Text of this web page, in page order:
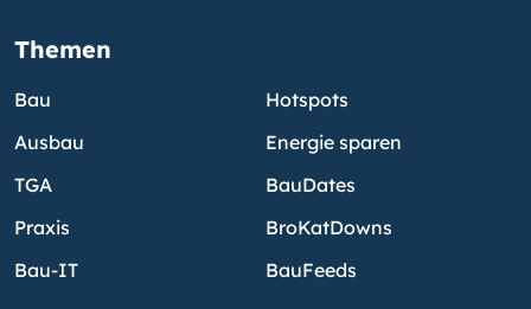
Themen
Bau
Ausbau
TGA
Praxis
Bau-IT
Hotspots
Energie sparen
BauDates
BroKatDowns
BauFeeds